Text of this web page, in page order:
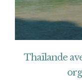
Thaïlande